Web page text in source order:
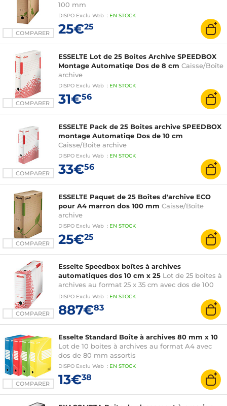
COMPARER
100 mm
DISPO Exclu Web : EN STOCK
25€25
COMPARER
ESSELTE Lot de 25 Boites Archive SPEEDBOX
Montage Automatiqe Dos de 8 cm Caisse/Boîte
archive
DISPO Exclu Web : EN STOCK
31€56
COMPARER
ESSELTE Pack de 25 Boites archive SPEEDBOX
montage Automatiqe Dos de 10 cm
Caisse/Boîte archive
DISPO Exclu Web : EN STOCK
33€56
COMPARER
ESSELTE Paquet de 25 Boîtes d'archive ECO
pour A4 marron dos 100 mm Caisse/Boîte
archive
DISPO Exclu Web : EN STOCK
25€25
COMPARER
Esselte Speedbox boîtes à archives
automatiques dos 10 cm x 25 Lot de 25 boites à
archives au format 25 x 35 cm avec dos de 100
mm
DISPO Exclu Web : EN STOCK
887€83
COMPARER
Esselte Standard Boîte à archives 80 mm x 10
Lot de 10 boites à archives au format A4 avec
dos de 80 mm assortis
DISPO Exclu Web : EN STOCK
13€38